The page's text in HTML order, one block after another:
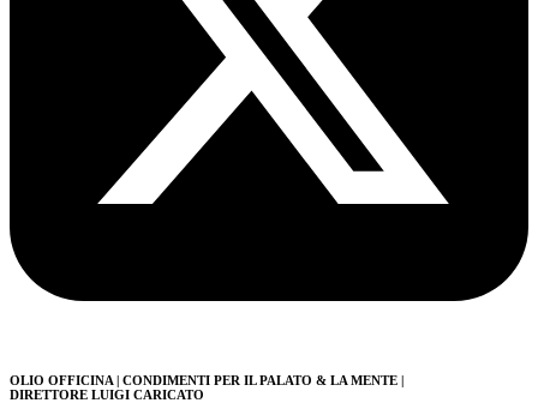
OLIO OFFICINA | CONDIMENTI PER IL PALATO & LA MENTE |
DIRETTORE LUIGI CARICATO